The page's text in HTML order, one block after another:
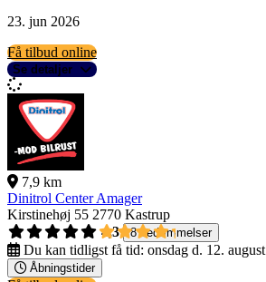
23. jun 2026
Få tilbud online
Se detaljer
7,9 km
Dinitrol Center Amager
Kirstinehøj 55 2770 Kastrup
4,3
8 bedømmelser
Du kan tidligst få tid: onsdag d. 12. august
Åbningstider